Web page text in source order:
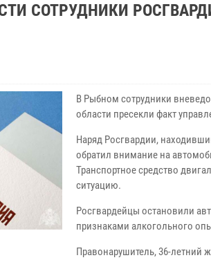
СОТРУДНИКИ
В Рыбном сотрудники
области пресекли факт
Наряд Росгвардии,
обратил внимание на
Транспортное средство
ситуацию.
Росгвардейцы остановили
признаками алкогольного
Правонарушитель, 36-летний